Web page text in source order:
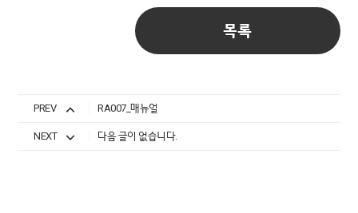
목록
PREV RA007_매뉴얼
NEXT 다음 글이 없습니다.